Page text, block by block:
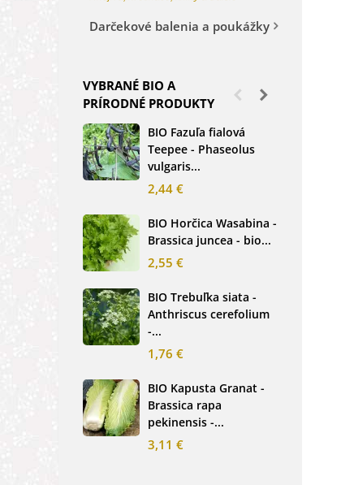
Darčekové balenia a poukážky
VYBRANÉ BIO A
PRÍRODNÉ PRODUKTY
BIO Fazuľa fialová
Teepee - Phaseolus
vulgaris...
2,44 €
BIO Horčica Wasabina -
Brassica juncea - bio...
2,55 €
BIO Trebuľka siata -
Anthriscus cerefolium
-...
1,76 €
BIO Kapusta Granat -
Brassica rapa
pekinensis -...
3,11 €